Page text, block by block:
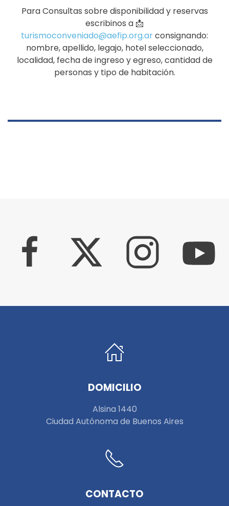
Para Consultas sobre disponibilidad y reservas
escribinos a 📩
turismoconveniado@aefip.org.arconsignando:
nombre, apellido, legajo, hotel seleccionado,
localidad, fecha de ingreso y egreso, cantidad de
personas y tipo de habitación.
DOMICILIO
Alsina 1440
Ciudad Autónoma de Buenos Aires
CONTACTO